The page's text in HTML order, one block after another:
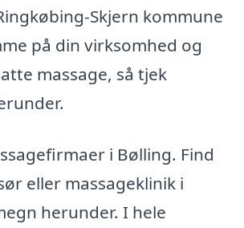
Skjern kommune
på din virksomhed og
massage, så tjek
i Bølling. Find
eller massageklinik i
herunder. I hele